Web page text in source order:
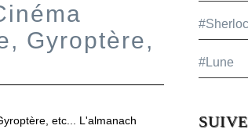
Gyroptère,
etc... L'almanach
#Lune